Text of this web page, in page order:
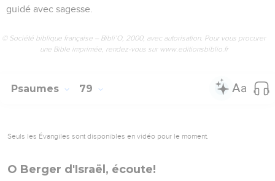
guidé avec sagesse.
© Société biblique française – Bibli’O, 2000, avec autorisation. Pour vous procurer
une Bible imprimée, rendez-vous sur www.editionsbiblio.fr
Psaumes 79
Seuls les Évangiles sont disponibles en vidéo pour le moment.
O Berger d'Israël, écoute!